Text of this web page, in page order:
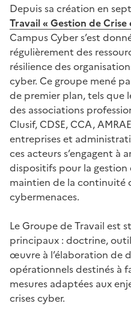
Depuis sa création en
Travail « Gestion de
Campus Cyber s’est
régulièrement des
résilience des
cyber. Ce groupe mené
de premier plan, tels que
des associations
Clusif, CDSE, CCA,
entreprises et
ces acteurs s’engagent à
dispositifs pour la gestion
maintien de la continuité
cybermenaces.
Le Groupe de Travail est
principaux : doctrine,
œuvre à l’élaboration de
opérationnels destinés à
mesures adaptées aux
crises cyber.